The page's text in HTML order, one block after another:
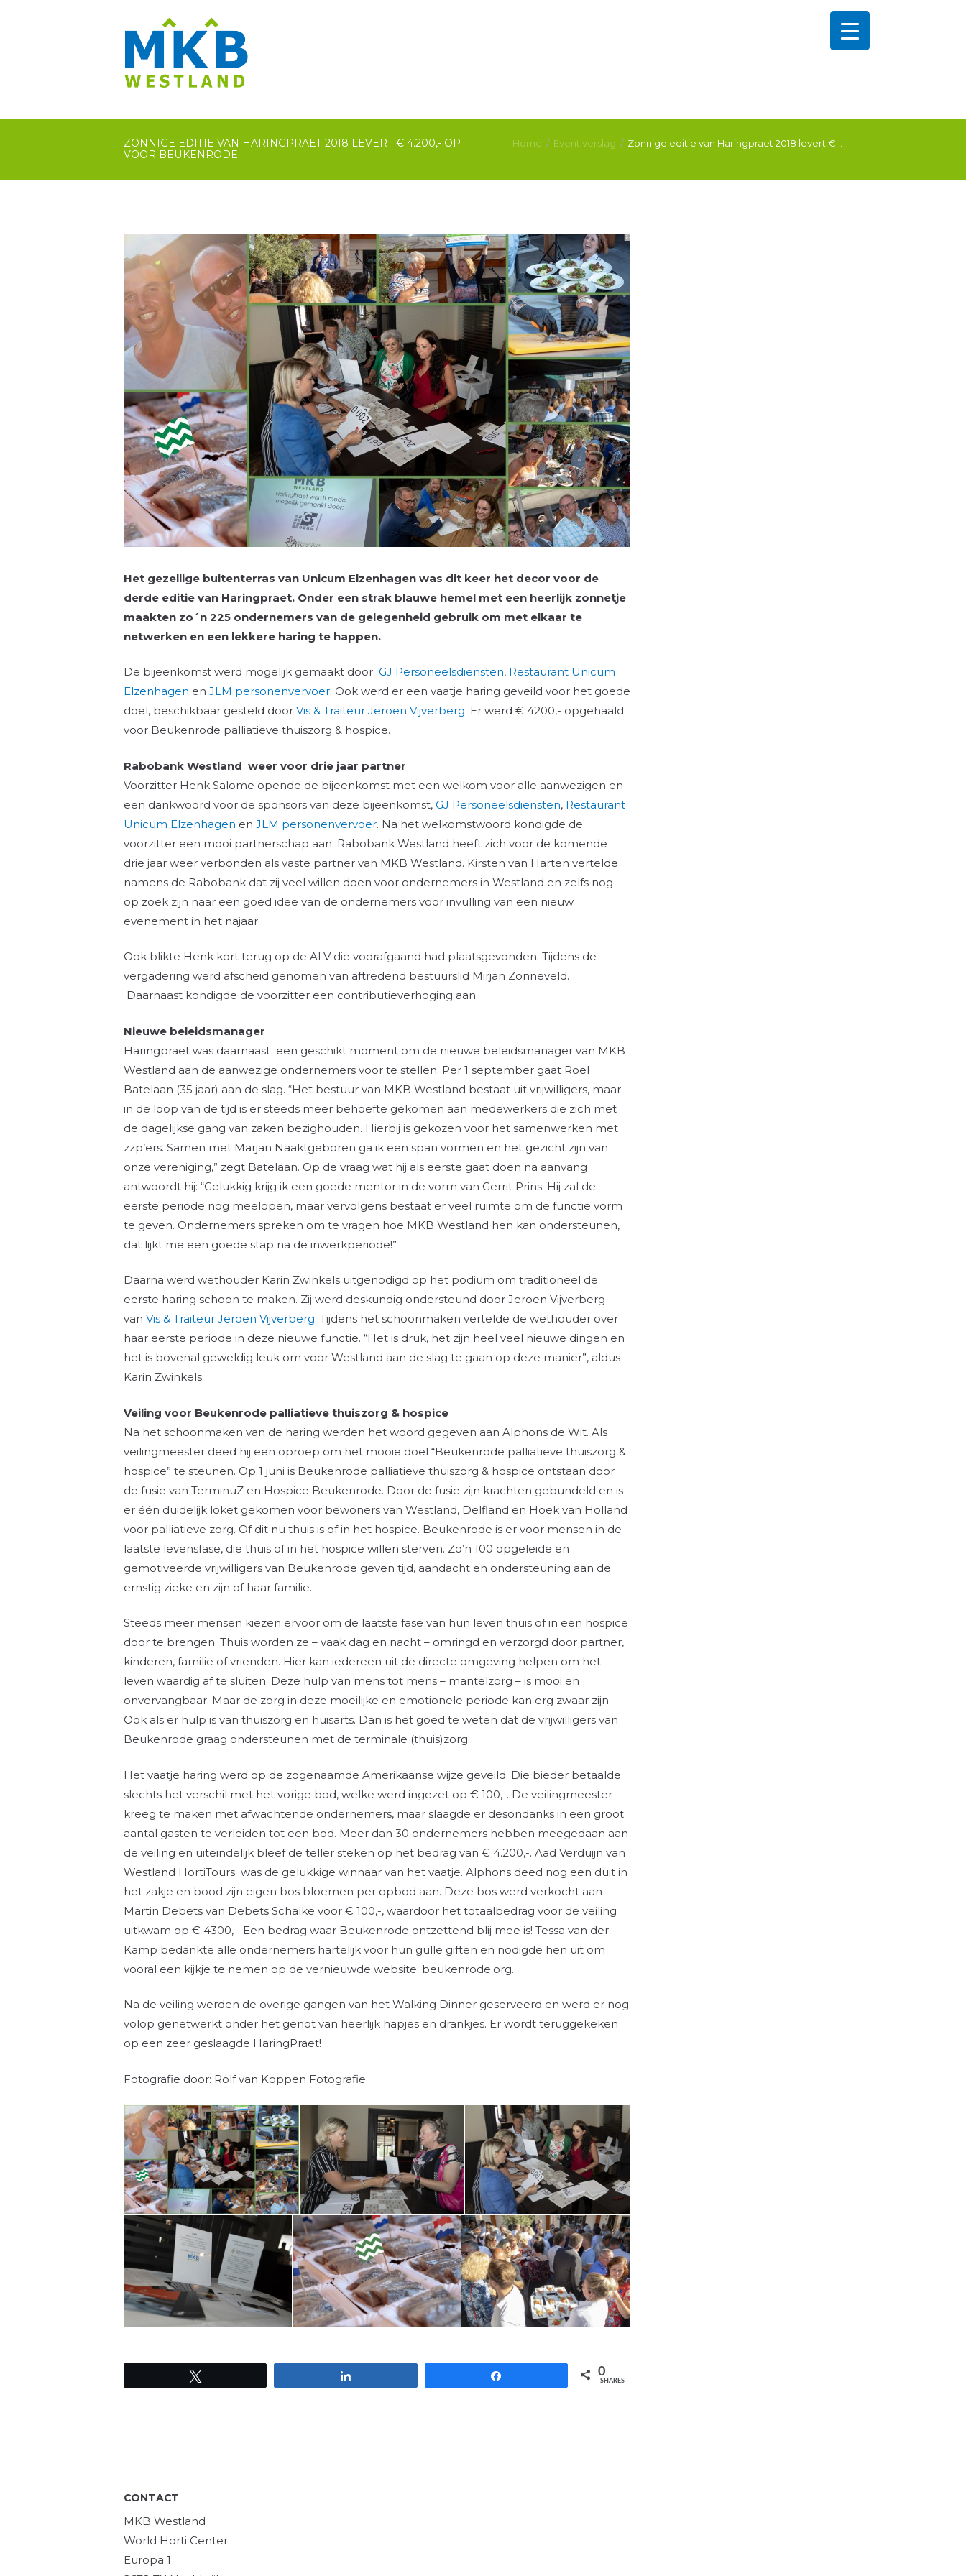
ZONNIGE EDITIE VAN HARINGPRAET 2018 LEVERT € 4.200,- OP
VOOR BEUKENRODE!
Home Event verslag Zonnige editie van Haringpraet 2018 levert €...
Het gezellige buitenterras van Unicum Elzenhagen was dit keer het decor voor de
derde editie van Haringpraet. Onder een strak blauwe hemel met een heerlijk zonnetje
maakten zo´n 225 ondernemers van de gelegenheid gebruik om met elkaar te
netwerken en een lekkere haring te happen.
De bijeenkomst werd mogelijk gemaakt door GJ Personeelsdiensten, Restaurant Unicum
Elzenhagen en JLM personenvervoer. Ook werd er een vaatje haring geveild voor het goede
doel, beschikbaar gesteld door Vis & Traiteur Jeroen Vijverberg. Er werd € 4200,- opgehaald
voor Beukenrode palliatieve thuiszorg & hospice.
Rabobank Westland weer voor drie jaar partner
Voorzitter Henk Salome opende de bijeenkomst met een welkom voor alle aanwezigen en
een dankwoord voor de sponsors van deze bijeenkomst, GJ Personeelsdiensten, Restaurant
Unicum Elzenhagen en JLM personenvervoer. Na het welkomstwoord kondigde de
voorzitter een mooi partnerschap aan. Rabobank Westland heeft zich voor de komende
drie jaar weer verbonden als vaste partner van MKB Westland. Kirsten van Harten vertelde
namens de Rabobank dat zij veel willen doen voor ondernemers in Westland en zelfs nog
op zoek zijn naar een goed idee van de ondernemers voor invulling van een nieuw
evenement in het najaar.
Ook blikte Henk kort terug op de ALV die voorafgaand had plaatsgevonden. Tijdens de
vergadering werd afscheid genomen van aftredend bestuurslid Mirjan Zonneveld.
Daarnaast kondigde de voorzitter een contributieverhoging aan.
Nieuwe beleidsmanager
Haringpraet was daarnaast een geschikt moment om de nieuwe beleidsmanager van MKB
Westland aan de aanwezige ondernemers voor te stellen. Per 1 september gaat Roel
Batelaan (35 jaar) aan de slag. “Het bestuur van MKB Westland bestaat uit vrijwilligers, maar
in de loop van de tijd is er steeds meer behoefte gekomen aan medewerkers die zich met
de dagelijkse gang van zaken bezighouden. Hierbij is gekozen voor het samenwerken met
zzp’ers. Samen met Marjan Naaktgeboren ga ik een span vormen en het gezicht zijn van
onze vereniging,” zegt Batelaan. Op de vraag wat hij als eerste gaat doen na aanvang
antwoordt hij: “Gelukkig krijg ik een goede mentor in de vorm van Gerrit Prins. Hij zal de
eerste periode nog meelopen, maar vervolgens bestaat er veel ruimte om de functie vorm
te geven. Ondernemers spreken om te vragen hoe MKB Westland hen kan ondersteunen,
dat lijkt me een goede stap na de inwerkperiode!”
Daarna werd wethouder Karin Zwinkels uitgenodigd op het podium om traditioneel de
eerste haring schoon te maken. Zij werd deskundig ondersteund door Jeroen Vijverberg
van Vis & Traiteur Jeroen Vijverberg. Tijdens het schoonmaken vertelde de wethouder over
haar eerste periode in deze nieuwe functie. “Het is druk, het zijn heel veel nieuwe dingen en
het is bovenal geweldig leuk om voor Westland aan de slag te gaan op deze manier”, aldus
Karin Zwinkels.
Veiling voor Beukenrode palliatieve thuiszorg & hospice
Na het schoonmaken van de haring werden het woord gegeven aan Alphons de Wit. Als
veilingmeester deed hij een oproep om het mooie doel “Beukenrode palliatieve thuiszorg &
hospice” te steunen. Op 1 juni is Beukenrode palliatieve thuiszorg & hospice ontstaan door
de fusie van TerminuZ en Hospice Beukenrode. Door de fusie zijn krachten gebundeld en is
er één duidelijk loket gekomen voor bewoners van Westland, Delfland en Hoek van Holland
voor palliatieve zorg. Of dit nu thuis is of in het hospice. Beukenrode is er voor mensen in de
laatste levensfase, die thuis of in het hospice willen sterven. Zo’n 100 opgeleide en
gemotiveerde vrijwilligers van Beukenrode geven tijd, aandacht en ondersteuning aan de
ernstig zieke en zijn of haar familie.
Steeds meer mensen kiezen ervoor om de laatste fase van hun leven thuis of in een hospice
door te brengen. Thuis worden ze – vaak dag en nacht – omringd en verzorgd door partner,
kinderen, familie of vrienden. Hier kan iedereen uit de directe omgeving helpen om het
leven waardig af te sluiten. Deze hulp van mens tot mens – mantelzorg – is mooi en
onvervangbaar. Maar de zorg in deze moeilijke en emotionele periode kan erg zwaar zijn.
Ook als er hulp is van thuiszorg en huisarts. Dan is het goed te weten dat de vrijwilligers van
Beukenrode graag ondersteunen met de terminale (thuis)zorg.
Het vaatje haring werd op de zogenaamde Amerikaanse wijze geveild. Die bieder betaalde
slechts het verschil met het vorige bod, welke werd ingezet op € 100,-. De veilingmeester
kreeg te maken met afwachtende ondernemers, maar slaagde er desondanks in een groot
aantal gasten te verleiden tot een bod. Meer dan 30 ondernemers hebben meegedaan aan
de veiling en uiteindelijk bleef de teller steken op het bedrag van € 4.200,-. Aad Verduijn van
Westland HortiTours was de gelukkige winnaar van het vaatje. Alphons deed nog een duit in
het zakje en bood zijn eigen bos bloemen per opbod aan. Deze bos werd verkocht aan
Martin Debets van Debets Schalke voor € 100,-, waardoor het totaalbedrag voor de veiling
uitkwam op € 4300,-. Een bedrag waar Beukenrode ontzettend blij mee is! Tessa van der
Kamp bedankte alle ondernemers hartelijk voor hun gulle giften en nodigde hen uit om
vooral een kijkje te nemen op de vernieuwde website: beukenrode.org.
Na de veiling werden de overige gangen van het Walking Dinner geserveerd en werd er nog
volop genetwerkt onder het genot van heerlijk hapjes en drankjes. Er wordt teruggekeken
op een zeer geslaagde HaringPraet!
Fotografie door: Rolf van Koppen Fotografie
0
SHARES
CONTACT
MKB Westland
World Horti Center
Europa 1